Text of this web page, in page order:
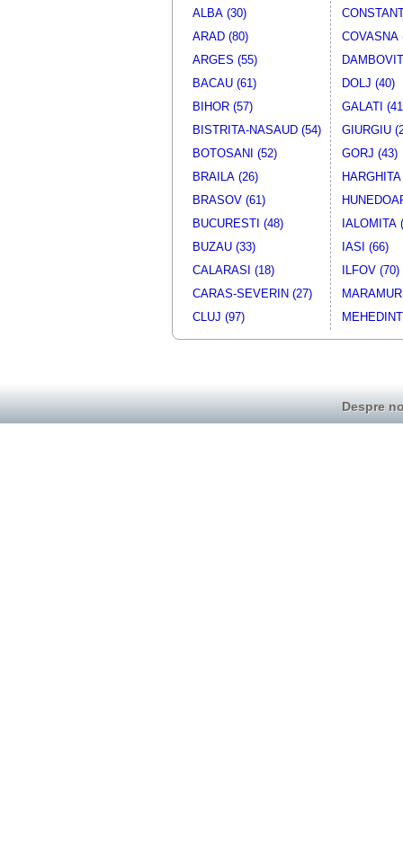
Furgon - Marfuri generale
Furgon - Marfuri generale
Furgon - Marfuri generale
Furgon - Marfuri generale
VW
Furgon - Marfuri generale
Furgon - Marfuri generale
Furgon - Marfuri generale
ALBA (30)
ARAD (80)
ARGES (55)
BACAU (61)
BIHOR (57)
BISTRITA-NASAUD (54)
BOTOSANI (52)
BRAILA (26)
BRASOV (61)
BUCURESTI (48)
BUZAU (33)
CALARASI (18)
CARAS-SEVERIN (27)
CLUJ (97)
COVASNA
DOLJ (40)
GALATI
GIURGIU
GORJ (43)
IALOMITA
IASI (66)
ILFOV (70)
Despre